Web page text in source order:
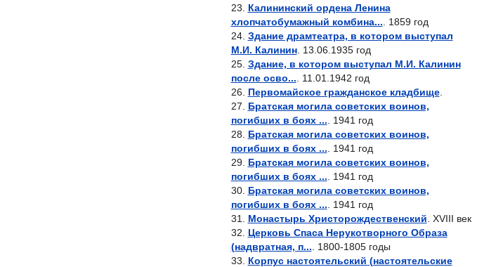
Калининский ордена Ленина
хлопчатобумажный комбина... . 1859 год
Здание драмтеатра, в котором выступал
М.И. Калинин. 13.06.1935 год
Здание, в котором выступал М.И. Калинин
после осво... . 11.01.1942 год
Первомайское гражданское кладбище.
Братская могила советских воинов,
погибших в боях ... . 1941 год
Братская могила советских воинов,
погибших в боях ... . 1941 год
Братская могила советских воинов,
погибших в боях ... . 1941 год
Братская могила советских воинов,
погибших в боях ... . 1941 год
Монастырь Христорождественский . XVIII век
Церковь Спаса Нерукотворного Образа
(надвратная, п... . 1800-1805 годы
Корпус настоятельский (настоятельские